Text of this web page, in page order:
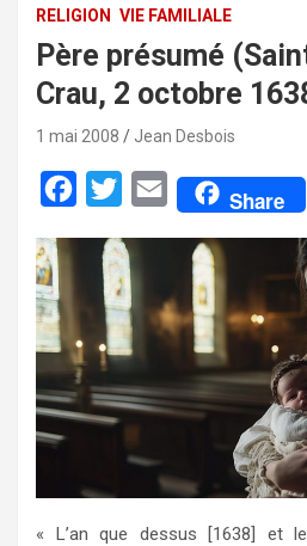
RELIGION
VIE FAMILIALE
Père présumé
Crau, 2 octobre
1 mai 2008 Jean Desbois
b
o
o
i
t
t
e
r
E
i
l
Share
« L’an que dessus [1638] et